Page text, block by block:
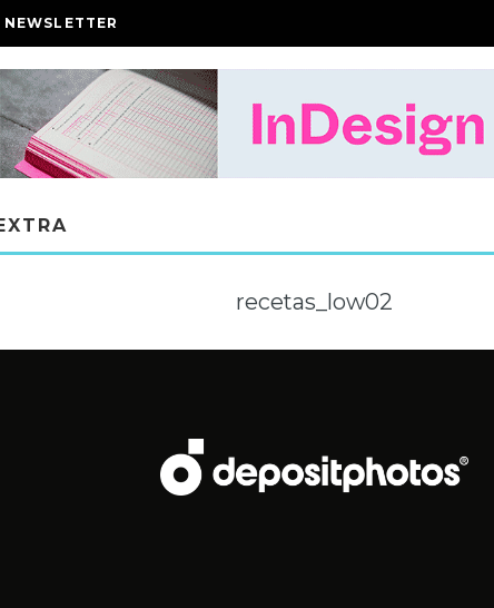
NEWSLETTER
recetas_low02